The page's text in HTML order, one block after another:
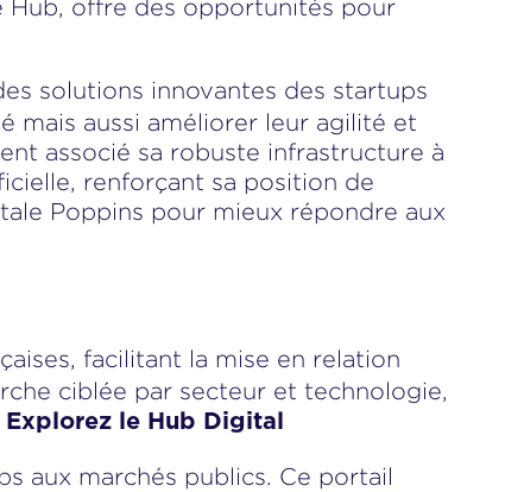
Hub, offre des opportunités pour
solutions innovantes des startups
mais aussi améliorer leur agilité et
associé sa robuste infrastructure à
renforçant sa position de
Poppins pour mieux répondre aux
facilitant la mise en relation
ciblée par secteur et technologie,
Explorez le Hub Digital
aux marchés publics. Ce portail